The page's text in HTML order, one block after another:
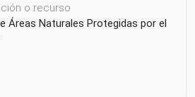
o recurso
Áreas Naturales Protegidas por el